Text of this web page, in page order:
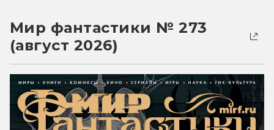
Мир фантастики № 273
(август 2026)